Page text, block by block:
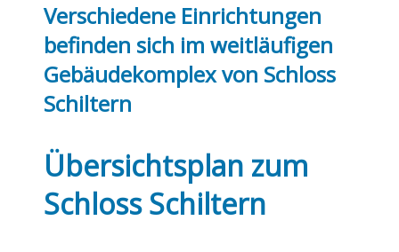
Verschiedene Einrichtungen
befinden sich im weitläufigen
Gebäudekomplex von Schloss
Schiltern
Übersichtsplan zum
Schloss Schiltern